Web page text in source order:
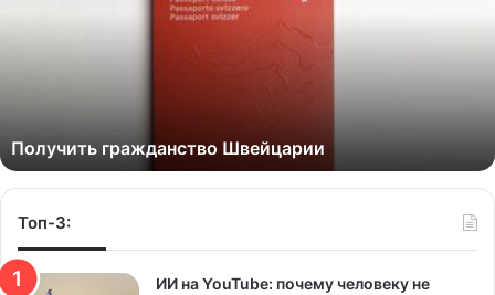
Получить гражданство Швейцарии
Топ-3:
ИИ на YouTube: почему человеку не